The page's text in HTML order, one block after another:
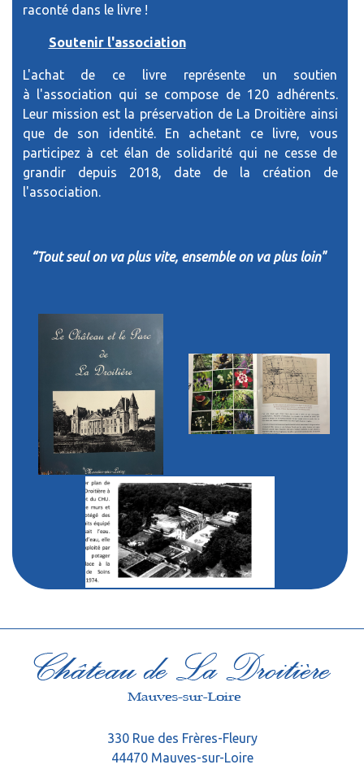
raconté dans le livre !
Soutenir l'association
L'achat de ce livre représente un soutien
à l'association qui se compose de 120 adhérents.
Leur mission est la préservation de La Droitière ainsi
que de son identité. En achetant ce livre, vous
participez à cet élan de solidarité qui ne cesse de
grandir depuis 2018, date de la création de
l'association.
“Tout seul on va plus vite, ensemble on va plus loin"
330 Rue des Frères-Fleury
44470 Mauves-sur-Loire